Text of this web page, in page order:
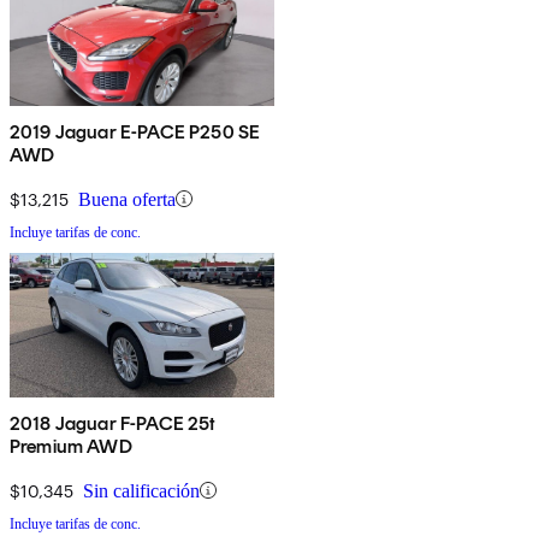
2019 Jaguar E-PACE P250 SE
AWD
$13,215 Buena oferta
Incluye tarifas de conc.
2018 Jaguar F-PACE 25t
Premium AWD
$10,345 Sin calificación
Incluye tarifas de conc.